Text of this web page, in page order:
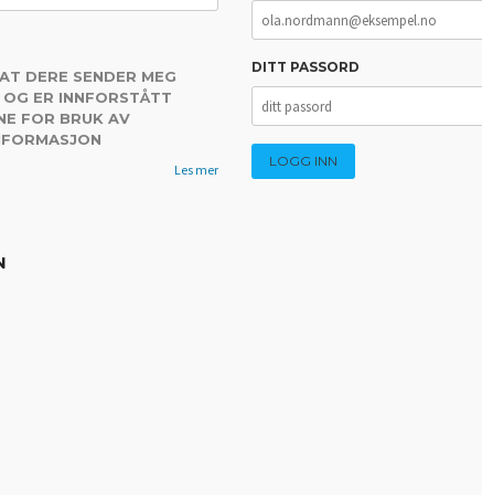
DERE SENDER MEG
OG ER INNFORSTÅTT
FOR BRUK AV
Les mer
DITT PASSORD